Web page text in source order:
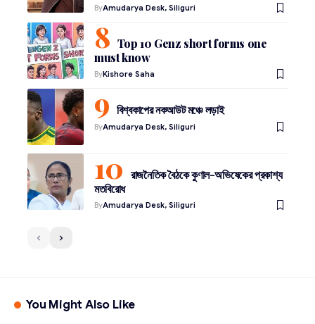
ByAmudarya Desk, Siliguri
Top 10 Genz short forms one
must know
ByKishore Saha
বিশ্বকাপের নকআউট মঞ্চে লড়াই
ByAmudarya Desk, Siliguri
রাজনৈতিক বৈঠকে কুণাল-অভিষেকের প্রকাশ্য
মতবিরোধ
ByAmudarya Desk, Siliguri
You Might Also Like